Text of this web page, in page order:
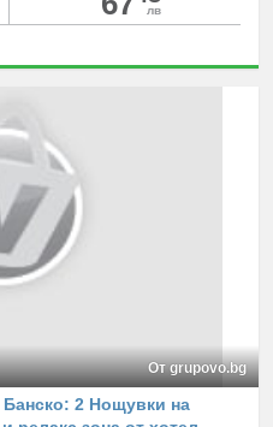
лв
От grupovo.bg
2 Нощувки на